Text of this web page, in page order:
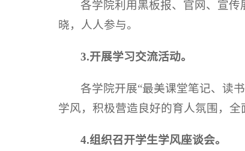
各学院利用黑板报、官网、宣
晓，人人参与。
3.开展学习交流活动。
各学院开展“最美课堂笔记、读
学风，积极营造良好的育人氛围，全
4.组织召开学生学风座谈会。